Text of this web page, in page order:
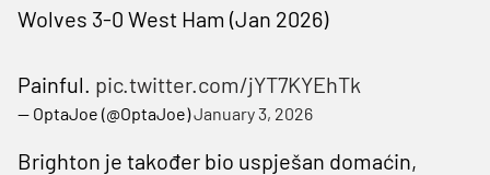
Wolves 3-0 West Ham (Jan 2026)
Painful. pic.twitter.com/jYT7KYEhTk
— OptaJoe (@OptaJoe)January 3, 2026
Brighton je također bio uspješan domaćin,